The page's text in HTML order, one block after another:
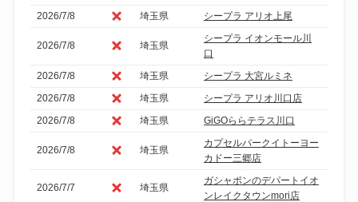
2026/7/8
埼玉県 シープラ アリオ上尾
2026/7/8 埼玉県
シープラ イオンモール川
口
2026/7/8
埼玉県
シープラ 大宮ルミネ
2026/7/8
埼玉県
シープラ アリオ川口店
2026/7/8
埼玉県 GiGOららテラス川口
2026/7/8 埼玉県
カプセルパークイトーヨー
カドー三郷店
2026/7/7 埼玉県
ガシャポンのデパートイオ
ンレイクタウンmori店